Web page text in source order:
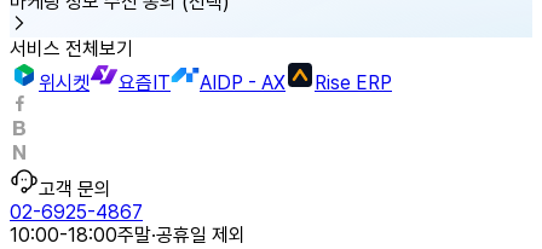
서비스 전체보기
위시켓
요즘IT AIDP - AX Rise ERP
고객 문의
02-6925-4867
10:00-18:00주말·공휴일 제외